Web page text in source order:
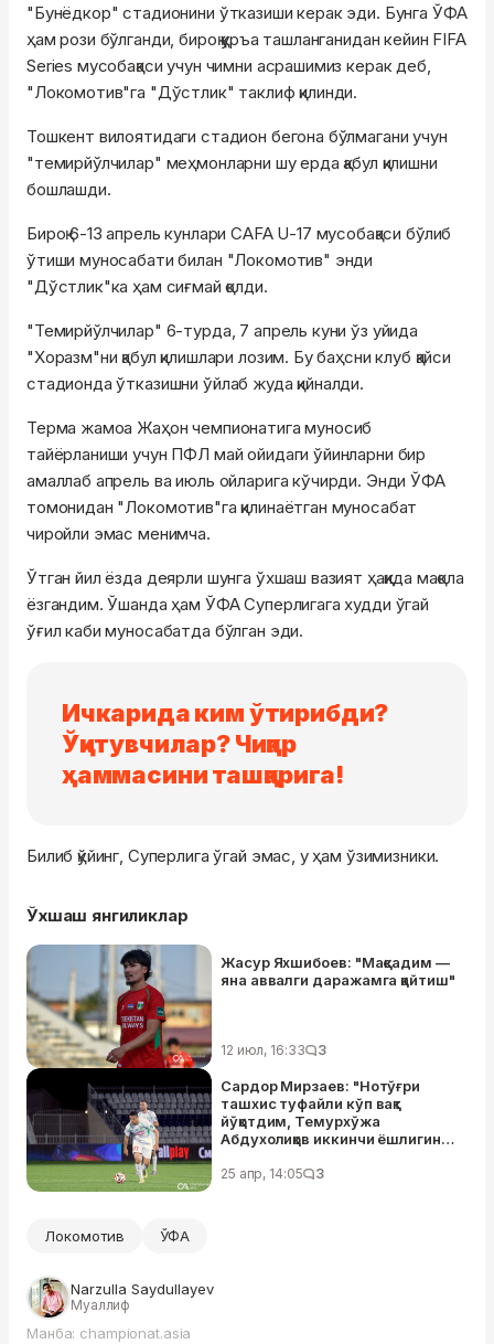
"Бунёдкор" стадионини ўтказиши керак эди. Бунга ЎФА
ҳам рози бўлганди, бироқ қуръа ташланганидан кейин FIFA
Series мусобақаси учун чимни асрашимиз керак деб,
"Локомотив"га "Дўстлик" таклиф қилинди.
Тошкент вилоятидаги стадион бегона бўлмагани учун
"темирйўлчилар" меҳмонларни шу ерда қабул қилишни
бошлашди.
Бироқ 6-13 апрель кунлари CAFA U-17 мусобақаси бўлиб
ўтиши муносабати билан "Локомотив" энди
"Дўстлик"ка ҳам сиғмай қолди.
"Темирйўлчилар" 6-турда, 7 апрель куни ўз уйида
"Хоразм"ни қабул қилишлари лозим. Бу баҳсни клуб қайси
стадионда ўтказишни ўйлаб жуда қийналди.
Терма жамоа Жаҳон чемпионатига муносиб
тайёрланиши учун ПФЛ май ойидаги ўйинларни бир
амаллаб апрель ва июль ойларига кўчирди. Энди ЎФА
томонидан "Локомотив"га қилинаётган муносабат
чиройли эмас менимча.
Ўтган йил ёзда деярли шунга ўхшаш вазият ҳақида мақола
ёзгандим. Ўшанда ҳам ЎФА Суперлигага худди ўгай
ўғил каби муносабатда бўлган эди.
Ичкарида ким ўтирибди?
Ўқитувчилар? Чиқар
ҳаммасини ташқарига!
Билиб қўйинг, Суперлига ўгай эмас, у ҳам ўзимизники.
Ўхшаш янгиликлар
Жасур Яхшибоев: "Мақсадим —
яна аввалги даражамга қайтиш"
12 июл, 16:33 3
Сардор Мирзаев: "Нотўғри
ташхис туфайли кўп вақт
йўқотдим, Темурхўжа
Абдухолиқов иккинчи ёшлигини
25 апр, 14:05 3
Локомотив ЎФА
Narzulla Saydullayev
Муаллиф
Манба: championat.asia